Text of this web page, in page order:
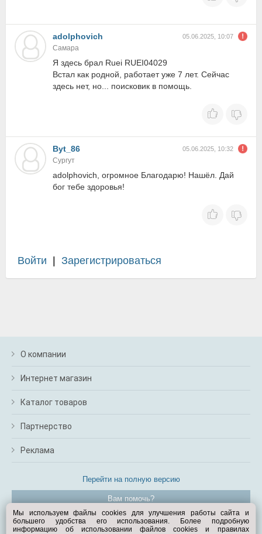
adolphovich 05.06.2025, 10:07
Самара
Я здесь брал Ruei RUEI04029
Встал как родной, работает уже 7 лет. Сейчас
здесь нет, но... поисковик в помощь.
Byt_86 05.06.2025, 10:32
Сургут
adolphovich, огромное Благодарю! Нашёл. Дай
бог тебе здоровья!
Войти Зарегистрироваться
О компании
Интернет магазин
Каталог товаров
Партнерство
Реклама
Перейти на полную версию
Вам помочь?
© Exist.ru 1998—2026
Мы используем файлы cookies для улучшения работы сайта и
большего удобства его использования. Более подробную
информацию об использовании файлов cookies и правилах